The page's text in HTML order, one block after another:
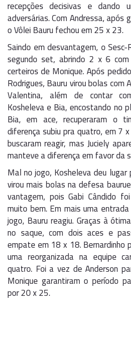
recepções decisivas e
adversárias. Com Andressa, após
o Vôlei Bauru fechou em 25 x 23.
Saindo em desvantagem, o
segundo set, abrindo 2 x 6
certeiros de Monique. Após
Rodrigues, Bauru virou bolas com
Valentina, além de contar
Kosheleva e Bia, encostando no
Bia, em ace, recuperaram o
diferença subiu pra quatro, em 7
buscaram reagir, mas Juciely
manteve a diferença em favor da
Mal no jogo, Kosheleva deu lugar
virou mais bolas na defesa
vantagem, pois Gabi Cândido
muito bem. Em mais uma
jogo, Bauru reagiu. Graças à
no saque, com dois aces e
empate em 18 x 18. Bernardinho
uma reorganizada na equipe
quatro. Foi a vez de Anderson
Monique garantiram o período
por 20 x 25.